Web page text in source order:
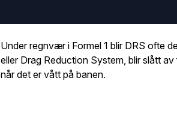
Under regnvær i Formel 1 blir DRS ofte
eller Drag Reduction System, blir slått
når det er vått på banen.